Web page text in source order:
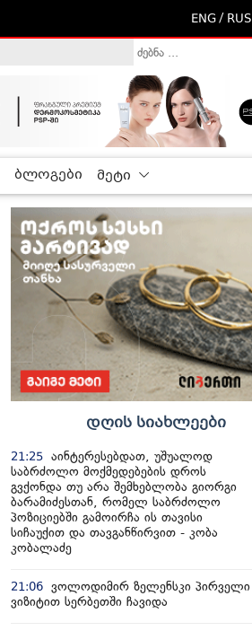
ENG / RUS
ბლოგები მეტი
დღის სიახლეები
21:25 აინტერესებდათ, უშუალოდ
საბრძოლო მოქმედებების დროს
გვქონდა თუ არა შემხებლობა გიორგი
ბარამიძესთან, რომელ საბრძოლო
პოზიციებში გამოირჩა ის თავისი
სიჩაუქით და თავგანწირვით - კობა
კობალაძე
21:06 ვოლოდიმირ ზელენსკი პირველი
ვიზიტით სერბეთში ჩავიდა